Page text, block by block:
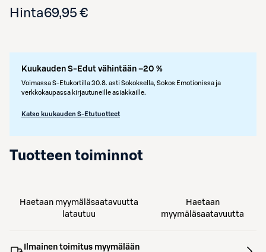
Hinta69,95 €
Kuukauden S-Edut vähintään –20 %
Voimassa S-Etukortilla 30.8. asti Sokoksella, Sokos Emotionissa ja
verkkokaupassa kirjautuneille asiakkaille.
Katso kuukauden S-Etutuotteet
Tuotteen toiminnot
Haetaan myymäläsaatavuutta
latautuu
Haetaan
myymäläsaatavuutta
Ilmainen toimitus myymälään